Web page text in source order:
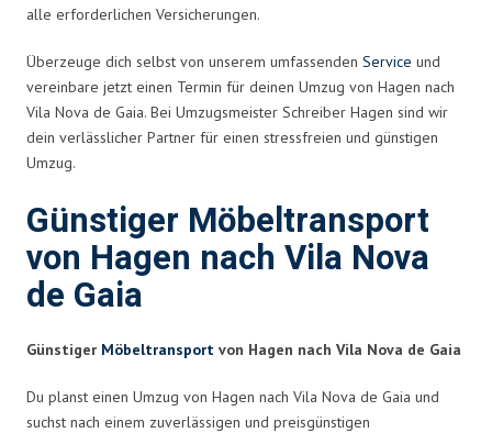
alle erforderlichen Versicherungen.
Überzeuge dich selbst von unserem umfassenden Service und
vereinbare jetzt einen Termin für deinen Umzug von Hagen nach
Vila Nova de Gaia. Bei Umzugsmeister Schreiber Hagen sind wir
dein verlässlicher Partner für einen stressfreien und günstigen
Umzug.
Günstiger Möbeltransport
von Hagen nach Vila Nova
de Gaia
Günstiger Möbeltransport von Hagen nach Vila Nova de Gaia
Du planst einen Umzug von Hagen nach Vila Nova de Gaia und
suchst nach einem zuverlässigen und preisgünstigen